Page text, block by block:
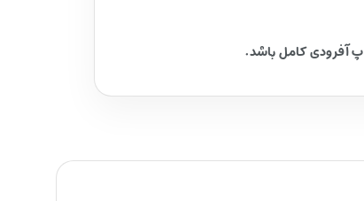
آفرودی کامل باشد.